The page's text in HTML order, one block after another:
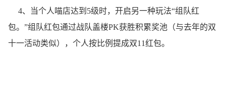
4、当个人喵店达到5级时，开启另一种玩法“组队红
包。”组队红包通过战队盖楼PK获胜积累奖池（与去年的双
十一活动类似），个人按比例提成双11红包。